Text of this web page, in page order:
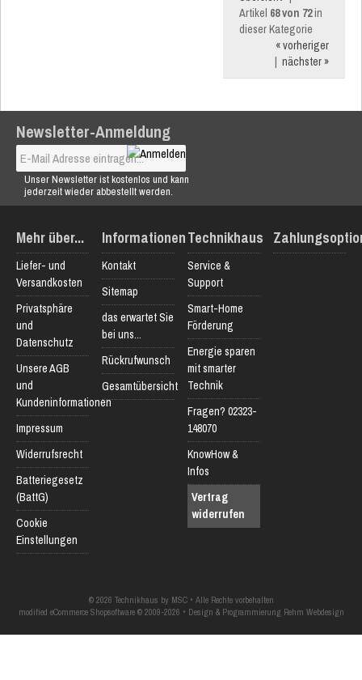
Artikel 68 von 72in
dieser Kategorie
« vorheriger
| nächster »
Newsletter-Anmeldung
Unser Newsletter ist kostenlos und kann
jederzeit wieder abbestellt werden.
Mehr über...
Liefer- und
Versandkosten
Privatsphäre
und
Datenschutz
Unsere AGB
und
Kundeninformationen
Impressum
Widerrufsrecht
Batteriegesetz
(BattG)
Cookie
Einstellungen
Informationen
Kontakt
Sitemap
das erwartet Sie
bei uns...
Rückrufwunsch
Gesamtübersicht
Technikhaus
Service &
Support
Smart-Home
Förderung
Energie sparen
mit smarter
Technik
Fragen? 02323-
148070
KnowHow &
Infos
Vertrag
widerrufen
© 2026 Technikhaus by MSC • Alle Rechte vorbehalten
modified eCommerce Shopsoftware © 2009-2026 • Design & Programmierung Rehm Webdesign